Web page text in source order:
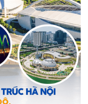
để xây dựng Thủ đô
yêu cầu phát triển